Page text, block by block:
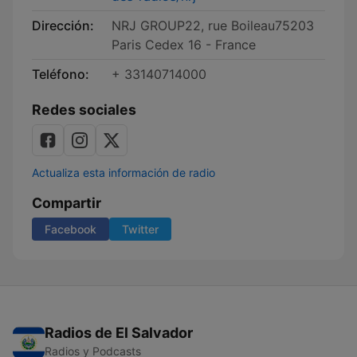
Dirección:
NRJ GROUP22, rue Boileau75203
Paris Cedex 16 - France
Teléfono:
+ 33140714000
Redes sociales
Actualiza esta información de radio
Compartir
Facebook Twitter
Radios de El Salvador
Radios y Podcasts